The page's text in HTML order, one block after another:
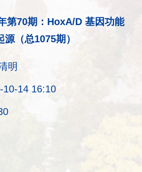
第68期：基于稀疏学习的子
（总1073期）
泉
10-11 09:00
人系统研究院409会议室
第75期：Gravity flows -
a historical
Tom）van Loon
13 14:30
第74期：Use particle
and modeling（总
昌
17 10:30
第73期：Geothermal
from unconventional
Sasmito
15 09:30
第72期：Fundamental
aided CO2
Sainoki
15 10:00
第71期：Analysis of Rock
Integrating Field
期）
第70期：HoxA/D 基因功能
（总1075期）
明
10-14 16:10
第69期：二氧化碳捕集与转
翼
10-15 14:30
第68期：基于稀疏学习的子
（总1073期）
泉
10-11 09:00
人系统研究院409会议室
第75期：Gravity flows -
a historical
Tom）van Loon
13 14:30